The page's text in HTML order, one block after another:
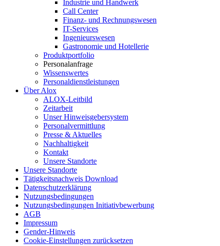
Industrie und Handwerk
Call Center
Finanz- und Rechnungswesen
IT-Services
Ingenieurswesen
Gastronomie und Hotellerie
Produktportfolio
Personalanfrage
Wissenswertes
Personaldienstleistungen
Über Alox
ALOX-Leitbild
Zeitarbeit
Unser Hinweisgebersystem
Personalvermittlung
Presse & Aktuelles
Nachhaltigkeit
Kontakt
Unsere Standorte
Unsere Standorte
Tätigkeitsnachweis Download
Datenschutzerklärung
Nutzungsbedingungen
Nutzungsbedingungen Initiativbewerbung
AGB
Impressum
Gender-Hinweis
Cookie-Einstellungen zurücksetzen